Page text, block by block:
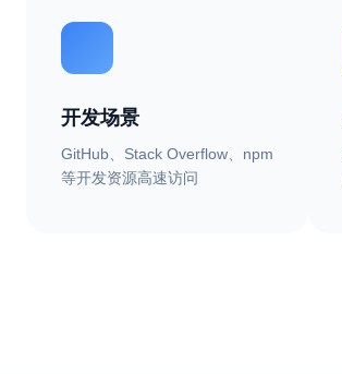
开发场景
GitHub、Stack Overflow、npm
等开发资源高速访问